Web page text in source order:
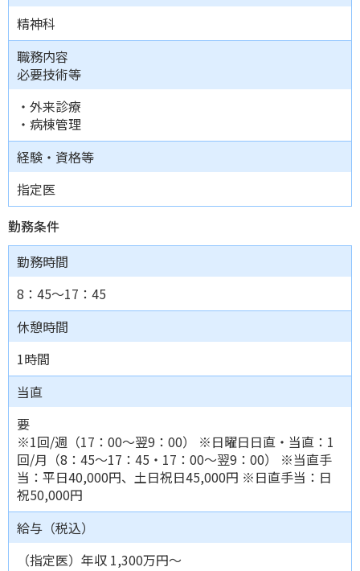
精神科
職務内容
必要技術等
・外来診療
・病棟管理
経験・資格等
指定医
勤務条件
勤務時間
8：45～17：45
休憩時間
1時間
当直
要
※1回/週（17：00～翌9：00） ※日曜日日直・当直：1
回/月（8：45～17：45・17：00～翌9：00） ※当直手
当：平日40,000円、土日祝日45,000円 ※日直手当：日
祝50,000円
給与（税込）
（指定医）年収 1,300万円～